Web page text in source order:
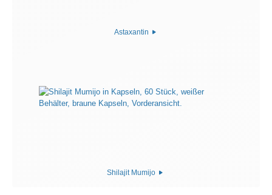
Astaxantin
Shilajit Mumijo